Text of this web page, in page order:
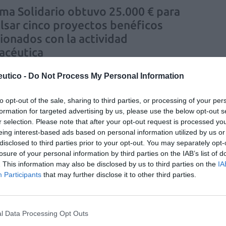
- Do Not Process My Personal Information
opt-out of the sale, sharing to third parties, or processing of your
for targeted advertising by us, please use the below opt-out
selection. Please note that after your opt-out request is processed
interest-based ads based on personal information utilized by us
to third parties prior to your opt-out. You may separately
of your personal information by third parties on the IAB’s list of
This information may also be disclosed by us to third parties on the
Participants that may further disclose it to other third parties.
Data Processing Opt Outs
Solidario obtuvo 25.000 € para
cinco proyectos benéficos
con la actividad
Solidario obtuvo 25.000 € para impulsar cinco
farmacéutica. Los fondos se consiguieron en el
Infarma Barcelona 2019, organizado el pasado mes de
los colegios de farmacéuticos de Barcelona y Madrid
a través de la venta de entradas y patrocinios para el
benéfico con el grupo musical Los Manolos.
presentó ActiPatch y ESUN
y novedades Redacción
04/04/2019
estuvo presente en su primer año de andadura en la